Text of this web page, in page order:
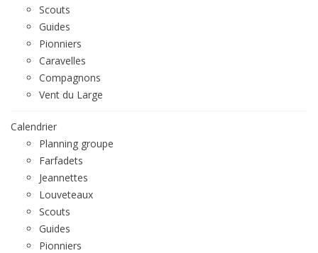
Scouts
Guides
Pionniers
Caravelles
Compagnons
Vent du Large
Calendrier
Planning groupe
Farfadets
Jeannettes
Louveteaux
Scouts
Guides
Pionniers